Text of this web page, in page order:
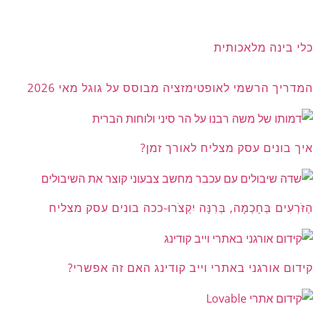
כלי בינה מלאכותית
המדריך הרשמי לאופטימזציה מבוסס על גוגל מאי 2026
איך בונים עסק מצליח לאורך זמן?
הַזֹּרְעִים בְּחָכְמָה, בְּרִנָּה יִקְצֹרוּ-ככה בונים עסק מצליח
קידום אורגני באתרי וייב קודינג האם זה אפשרי?